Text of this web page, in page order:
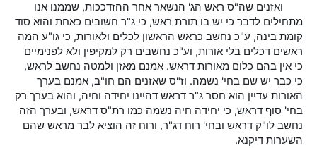
ואזנים שה"ס ראש הג' הנשאר אחר ההזדככות, שממנו אנו
מתחילים לדבר כי יש בו תורת ראש, כי ג"ר חשובים כאחת והוא סוד
קומת בינה, ע"כ נחשב כראש הראשון לכלים ולאורות, כי גו"ע המה
ראשים דכלים בלי אורות, וע"כ נחשבים רק למקיפין ולא לפנימיים
כי אין בהם כלום מאורות דראש. אמנם מאזן ולמטה נחשב לראש,
כי כבר יש שם בחי' נשמה. וז"ס שאזנים הם חו"ב, אמנם בערך
האורות עדיין הוא חסר ג"ר דראש דהיינו יחידה וחיה, והוא בערך רק
בחי' סוף דראש, כי יחידה חיה נשמה כמו רת"ס דראש, ובערך הזה
נחשב לו"ק דראש ובחי' רוח דג"ר, ורוח זה הוציא לבר מראש שהם
השערות דיקנא.